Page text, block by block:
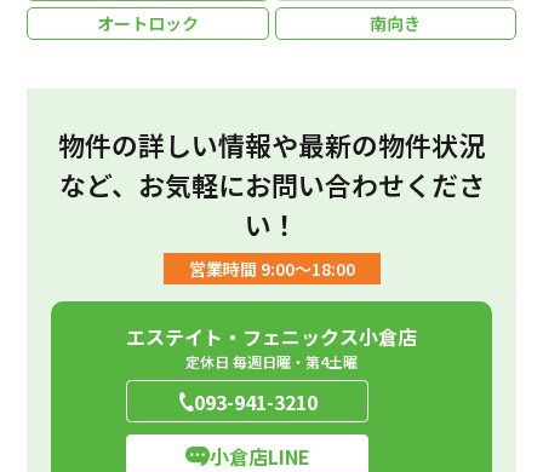
オートロック
南向き
物件の詳しい情報や最新の物件状況
など、お気軽にお問い合わせくださ
い！
営業時間 9:00～18:00
エステイト・フェニックス小倉店
定休日 毎週日曜・第4土曜
093-941-3210
小倉店LINE